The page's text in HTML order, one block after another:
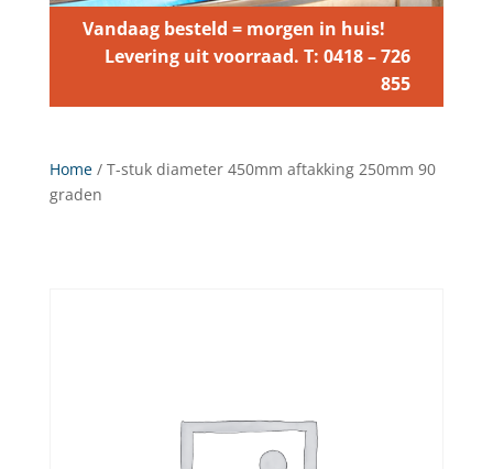
Vandaag besteld = morgen in huis!
Levering uit voorraad. T: 0418 – 726
855
Home/ T-stuk diameter 450mm aftakking 250mm 90
graden